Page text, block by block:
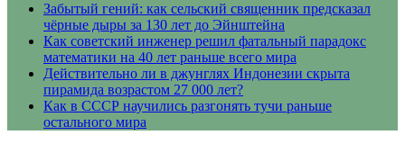
Забытый гений: как сельский священник предсказал
чёрные дыры за 130 лет до Эйнштейна
Как советский инженер решил фатальный парадокс
математики на 40 лет раньше всего мира
Действительно ли в джунглях Индонезии скрыта
пирамида возрастом 27 000 лет?
Как в СССР научились разгонять тучи раньше
остального мира